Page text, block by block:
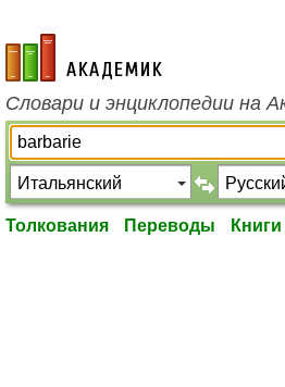
academic.ru
Словари и энциклопедии на
Толкования Переводы Книги